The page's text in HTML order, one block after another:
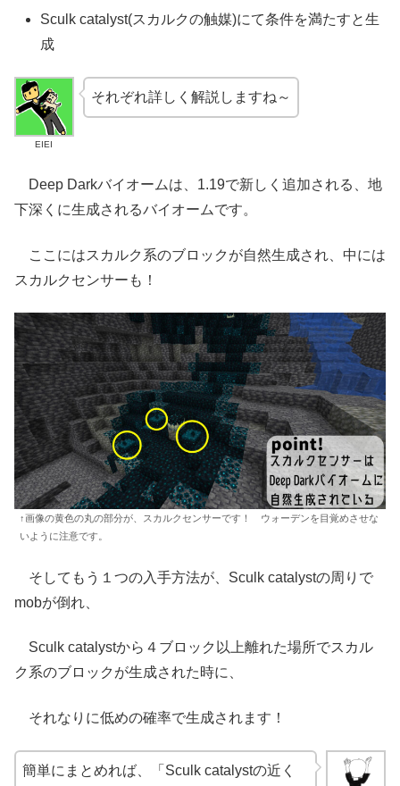
Sculk catalyst(スカルクの触媒)にて条件を満たすと生
成
EIEI
それぞれ詳しく解説しますね～
Deep Darkバイオームは、1.19で新しく追加される、地
下深くに生成されるバイオームです。
ここにはスカルク系のブロックが自然生成され、中には
スカルクセンサーも！
↑画像の黄色の丸の部分が、スカルクセンサーです！ ウォーデンを目覚めさせな
いように注意です。
そしてもう１つの入手方法が、Sculk catalystの周りで
mobが倒れ、
Sculk catalystから４ブロック以上離れた場所でスカル
ク系のブロックが生成された時に、
それなりに低めの確率で生成されます！
簡単にまとめれば、「Sculk catalystの近く